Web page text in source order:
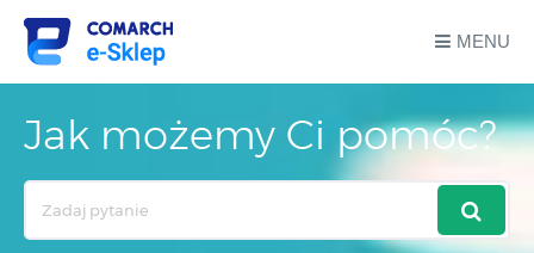
MENU
Jak możemy Ci pomóc?